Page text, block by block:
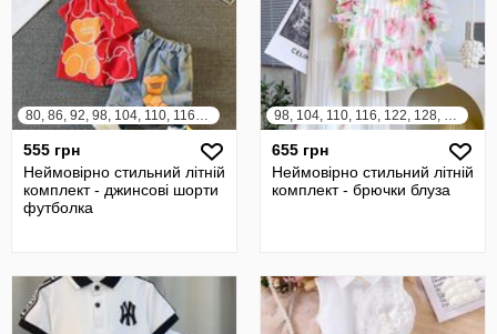
80, 86, 92, 98, 104, 110, 116, 122
555 грн
Неймовірно стильний літній
комплект - джинсові шорти
футболка
98, 104, 110, 116, 122, 128, 134, 140
655 грн
Неймовірно стильний літній
комплект - брючки блуза